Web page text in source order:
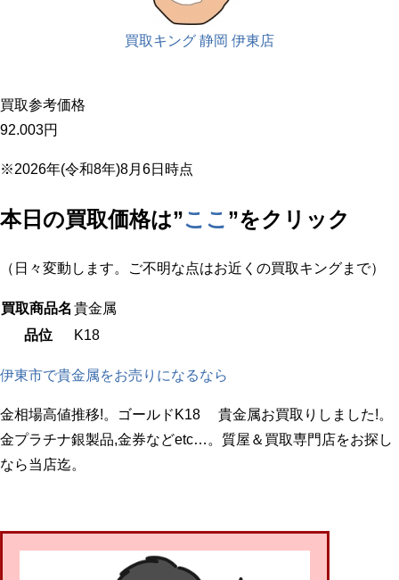
買取キング 静岡 伊東店
買取参考価格
92.003円
※2026年(令和8年)8月6日時点
本日の買取価格は”ここ”をクリック
（日々変動します。ご不明な点はお近くの買取キングまで）
買取商品名 貴金属
品位
K18
伊東市で貴金属をお売りになるなら
金相場高値推移!。ゴールドK18 貴金属お買取りしました!。
金プラチナ銀製品,金券などetc…。質屋＆買取専門店をお探し
なら当店迄。